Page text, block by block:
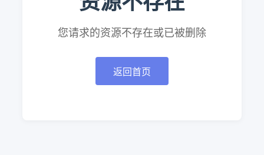
您请求的资源不存在或已被删除
返回首页